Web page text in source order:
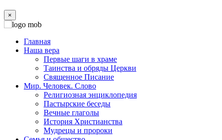
×
Главная
Наша вера
Первые шаги в храме
Таинства и обряды Церкви
Священное Писание
Мир. Человек. Слово
Религиозная энциклопедия
Пастырские беседы
Вечные глаголы
История Христианства
Мудрецы и пророки